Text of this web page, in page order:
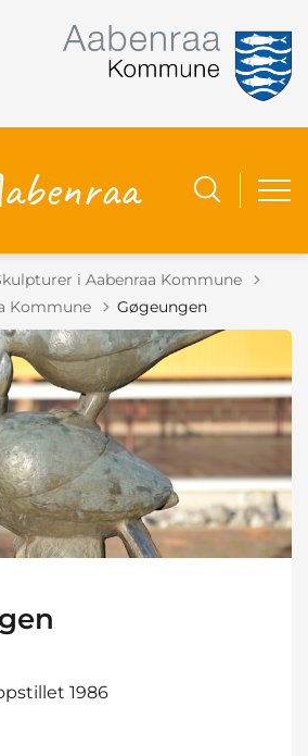
i Aabenraa Kommune
Kommune Gøgeungen
1986